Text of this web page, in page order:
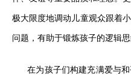
极大限度地调动儿童观众跟着
问题，有助于锻炼孩子的逻辑思
在为孩子们构建充满爱与和